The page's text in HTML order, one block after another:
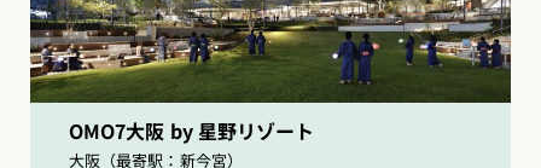
OMO7大阪 by 星野リゾート
大阪（最寄駅：新今宮）